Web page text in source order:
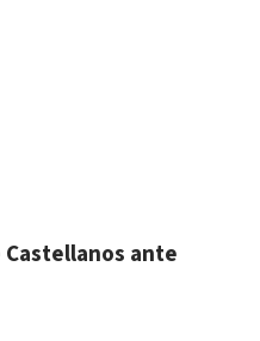
Castellanos ante